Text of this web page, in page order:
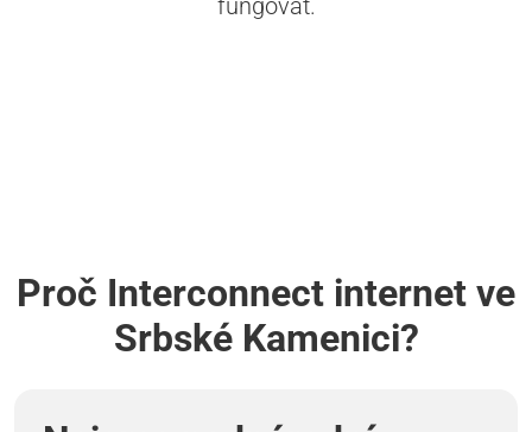
fungovat.
Proč Interconnect internet ve
Srbské Kamenici?